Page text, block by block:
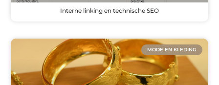
Interne linking en technische SEO
MODE EN KLEDING